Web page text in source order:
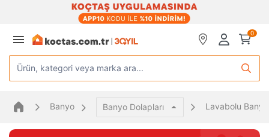
0
Ürün, kategori veya marka ara...
Banyo Banyo Dolapları Lavabolu Banyo